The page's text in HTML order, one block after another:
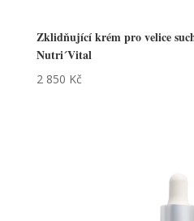
Zklidňující krém pro velice
Nutri´Vital
2 850 Kč